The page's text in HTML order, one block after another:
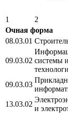
1 2
Очная форма
08.03.01
09.03.02 системы и
09.03.03
13.03.02
и